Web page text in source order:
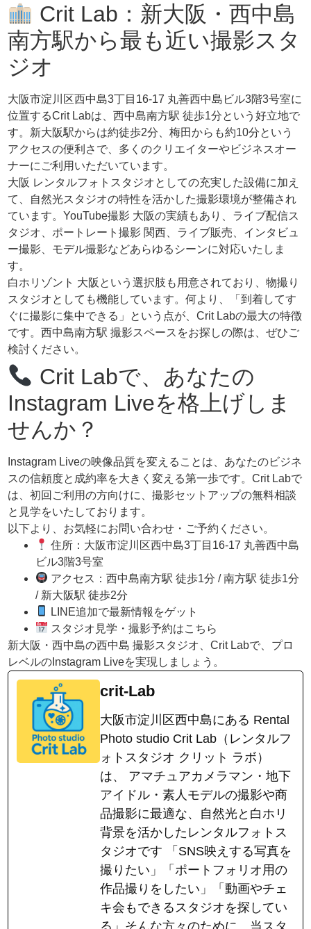
Crit Lab：新大阪・西中島
南方駅から最も近い撮影スタ
ジオ
大阪市淀川区西中島3丁目16-17 丸善西中島ビル3階3号室に
位置するCrit Labは、西中島南方駅 徒歩1分という好立地で
す。新大阪駅からは約徒歩2分、梅田からも約10分という
アクセスの便利さで、多くのクリエイターやビジネスオー
ナーにご利用いただいています。
大阪 レンタルフォトスタジオとしての充実した設備に加え
て、自然光スタジオの特性を活かした撮影環境が整備され
ています。YouTube撮影 大阪の実績もあり、ライブ配信ス
タジオ、ポートレート撮影 関西、ライブ販売、インタビュ
ー撮影、モデル撮影などあらゆるシーンに対応いたしま
す。
白ホリゾント 大阪という選択肢も用意されており、物撮り
スタジオとしても機能しています。何より、「到着してす
ぐに撮影に集中できる」という点が、Crit Labの最大の特徴
です。西中島南方駅 撮影スペースをお探しの際は、ぜひご
検討ください。
Crit Labで、あなたの
Instagram Liveを格上げしま
せんか？
Instagram Liveの映像品質を変えることは、あなたのビジネ
スの信頼度と成約率を大きく変える第一歩です。Crit Labで
は、初回ご利用の方向けに、撮影セットアップの無料相談
と見学をいたしております。
以下より、お気軽にお問い合わせ・ご予約ください。
住所：大阪市淀川区西中島3丁目16-17 丸善西中島
ビル3階3号室
アクセス：西中島南方駅 徒歩1分 / 南方駅 徒歩1分
/ 新大阪駅 徒歩2分
LINE追加で最新情報をゲット
スタジオ見学・撮影予約はこちら
新大阪・西中島の西中島 撮影スタジオ、Crit Labで、プロ
レベルのInstagram Liveを実現しましょう。
crit-Lab
大阪市淀川区西中島にある Rental
Photo studio Crit Lab（レンタルフ
ォトスタジオ クリット ラボ）
は、 アマチュアカメラマン・地下
アイドル・素人モデルの撮影や商
品撮影に最適な、自然光と白ホリ
背景を活かしたレンタルフォトス
タジオです 「SNS映えする写真を
撮りたい」「ポートフォリオ用の
作品撮りをしたい」「動画やチェ
キ会もできるスタジオを探してい
る」そんな方々のために、当スタ